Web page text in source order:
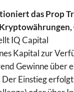
das Prop
IQ Capital
Kapital zur
Gewinne über
Einstieg